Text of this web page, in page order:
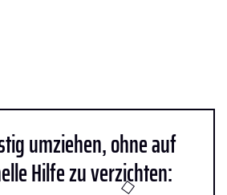
umziehen, ohne auf
Hilfe zu verzichten: